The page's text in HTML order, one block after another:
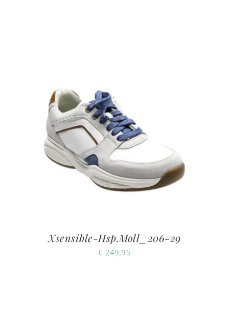
Xsensible-Hsp.Moll_206-29
€ 249,95